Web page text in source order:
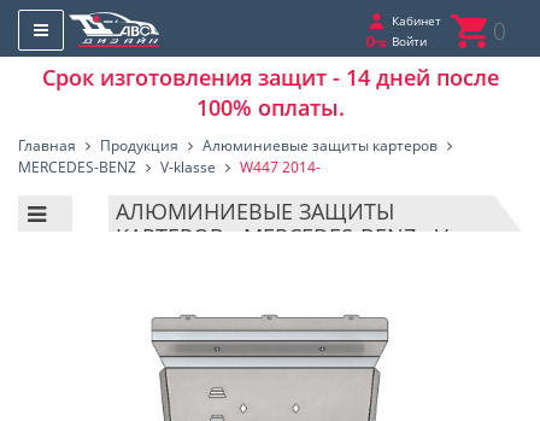
Кабинет
Войти
0
Срок изготовления защит - 14 дней после
100% оплаты.
Главная Продукция
Алюминиевые защиты картеров
MERCEDES-BENZ
V-klasse W447 2014-
АЛЮМИНИЕВЫЕ ЗАЩИТЫ
КАРТЕРОВ - MERCEDES-BENZ - V-